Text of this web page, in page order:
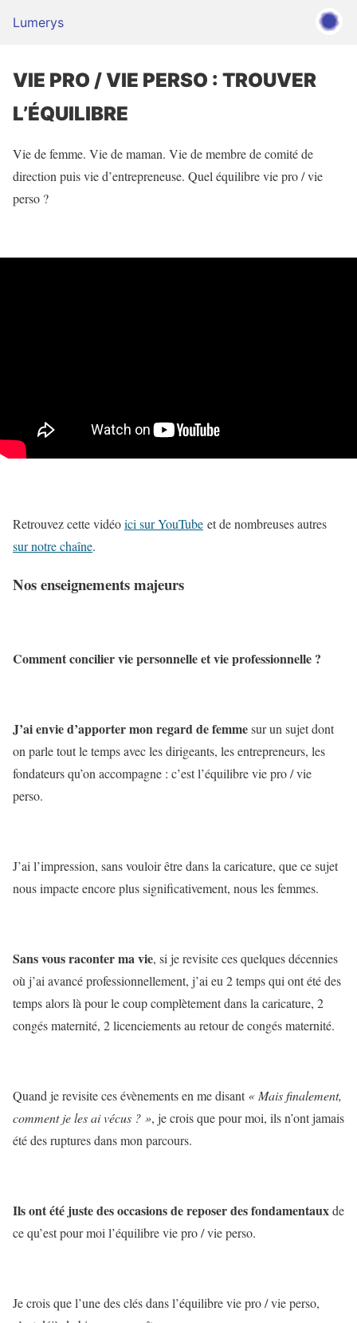
Lumerys
VIE PRO / VIE PERSO : TROUVER
L’ÉQUILIBRE
Vie de femme. Vie de maman. Vie de membre de comité de
direction puis vie d’entrepreneuse. Quel équilibre vie pro / vie
perso ?
Retrouvez cette vidéoici sur YouTube et de nombreuses autres
sur notre chaîne.
Nos enseignements majeurs
Comment concilier vie personnelle et vie professionnelle ?
J’ai envie d’apporter mon regard de femmesur un sujet dont
on parle tout le temps avec les dirigeants, les entrepreneurs, les
fondateurs qu’on accompagne : c’est l’équilibre vie pro / vie
perso.
J’ai l’impression, sans vouloir être dans la caricature, que ce sujet
nous impacte encore plus significativement, nous les femmes.
Sans vous raconter ma vie, si je revisite ces quelques décennies
où j’ai avancé professionnellement, j’ai eu 2 temps qui ont été des
temps alors là pour le coup complètement dans la caricature, 2
congés maternité, 2 licenciements au retour de congés maternité.
Quand je revisite ces évènements en me disant« Mais finalement,
comment je les ai vécus ? », je crois que pour moi, ils n’ont jamais
été des ruptures dans mon parcours.
Ils ont été juste des occasions de reposer des fondamentauxde
ce qu’est pour moi l’équilibre vie pro / vie perso.
Je crois que l’une des clés dans l’équilibre vie pro / vie perso,